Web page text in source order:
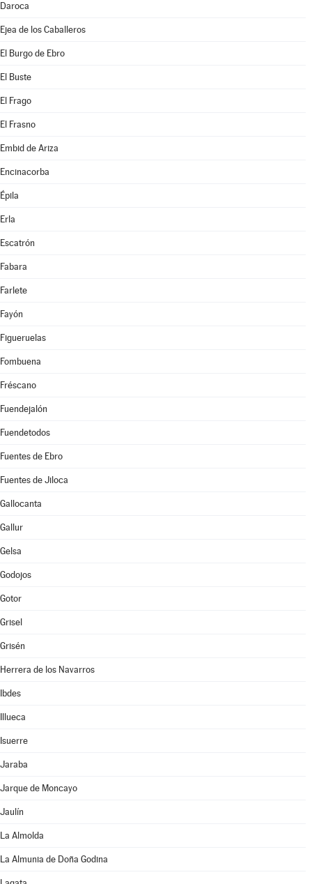
Daroca
Ejea de los Caballeros
El Burgo de Ebro
El Buste
El Frago
El Frasno
Embid de Ariza
Encinacorba
Épila
Erla
Escatrón
Fabara
Farlete
Fayón
Figueruelas
Fombuena
Fréscano
Fuendejalón
Fuendetodos
Fuentes de Ebro
Fuentes de Jiloca
Gallocanta
Gallur
Gelsa
Godojos
Gotor
Grisel
Grisén
Herrera de los Navarros
Ibdes
Illueca
Isuerre
Jaraba
Jarque de Moncayo
Jaulín
La Almolda
La Almunia de Doña Godina